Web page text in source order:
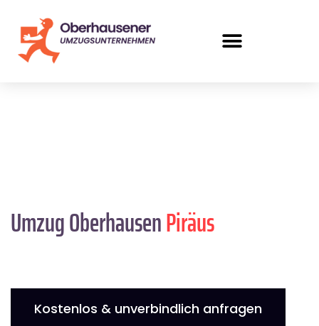
Umzug OberhausenPiräus
Kostenlos & unverbindlich anfragen